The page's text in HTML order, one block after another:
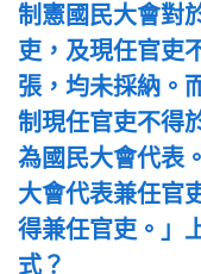
制憲國民大會對
吏，及現任官吏
張，均未採納。
制現任官吏不得
為國民大會代表
大會代表兼任官
得兼任官吏。」
式？